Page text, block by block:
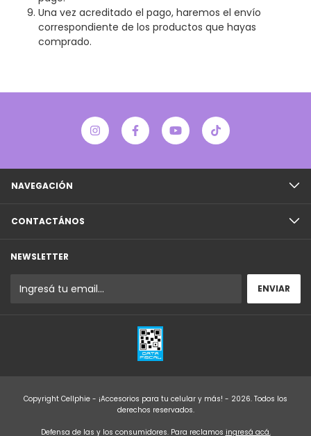
Una vez acreditado el pago, haremos el envío
correspondiente de los productos que hayas
comprado.
NAVEGACIÓN
CONTACTÁNOS
NEWSLETTER
Copyright Cellphie - ¡Accesorios para tu celular y más! - 2026. Todos los
derechos reservados.
Defensa de las y los consumidores. Para reclamos ingresá acá.